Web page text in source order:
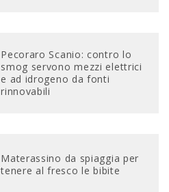
Pecoraro Scanio: contro lo
smog servono mezzi elettrici
e ad idrogeno da fonti
rinnovabili
Materassino da spiaggia per
tenere al fresco le bibite